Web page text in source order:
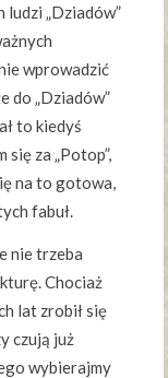
ludzi „Dziadów”
wprowadzić
do „Dziadów”
to kiedyś
się za „Potop”,
na to gotowa,
fabuł.
nie trzeba
Chociaż
lat zrobił się
czują już
wybierajmy